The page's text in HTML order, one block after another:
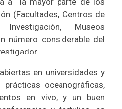
a la mayor parte de los
(Facultades, Centros de
Museos
número considerable del
en universidades y
prácticas oceanográficas,
en vivo, y un buen